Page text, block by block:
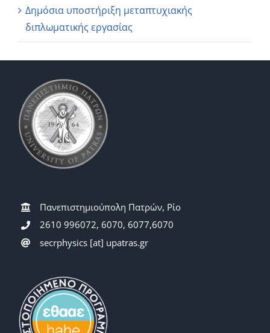
Δημόσια υποστήριξη μεταπτυχιακής
διπλωματικής εργασίας
Πανεπιστημιούπολη Πατρών, Ρίο
2610 996072, 6070, 6077,6070
secrphysics [at] upatras.gr